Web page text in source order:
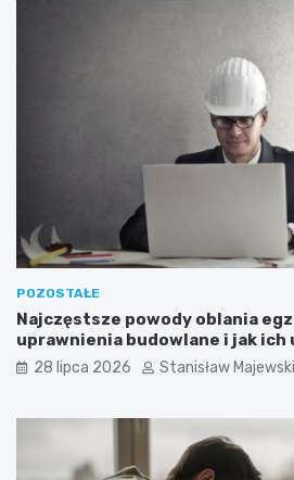
POZOSTAŁE
Najczęstsze powody oblania
uprawnienia budowlane i jak ich
28 lipca 2026 Stanisław Majewski